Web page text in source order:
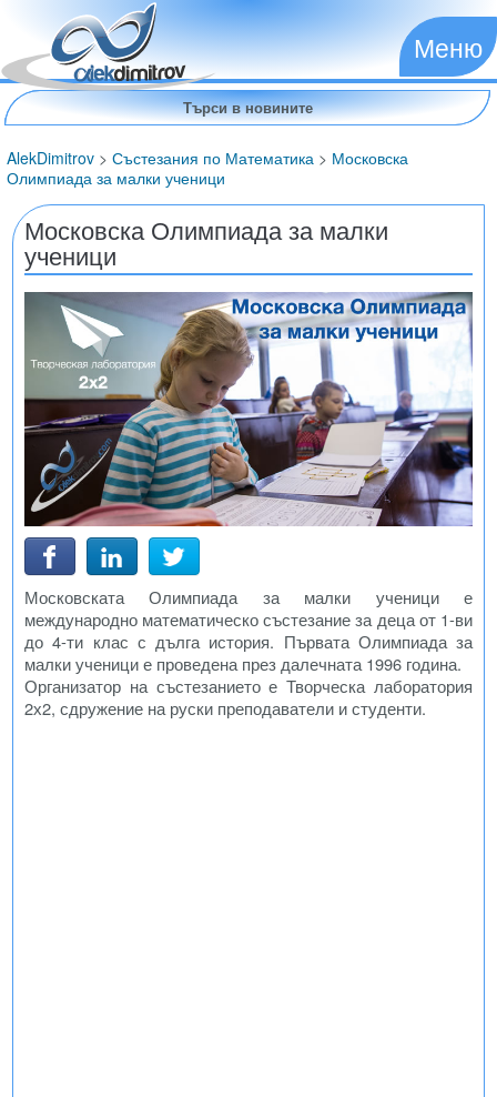
Меню
AlekDimitrov > Състезания по Математика > Московска
Олимпиада за малки ученици
Московска Олимпиада за малки
ученици
Московската Олимпиада за малки ученици е
международно математическо състезание за деца от 1-ви
до 4-ти клас с дълга история. Първата Олимпиада за
малки ученици е проведена през далечната 1996 година.
Организатор на състезанието е Творческа лаборатория
2х2, сдружение на руски преподаватели и студенти.